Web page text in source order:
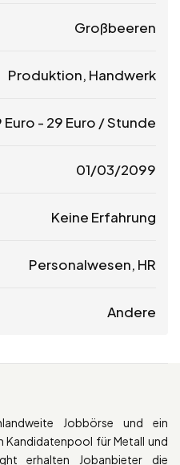
Großbeeren
Produktion, Handwerk
Euro - 29 Euro / Stunde
01/03/2099
Keine Erfahrung
Personalwesen, HR
Andere
Jobbörse und ein
Kandidatenpool für Metall und
erhalten Jobanbieter die